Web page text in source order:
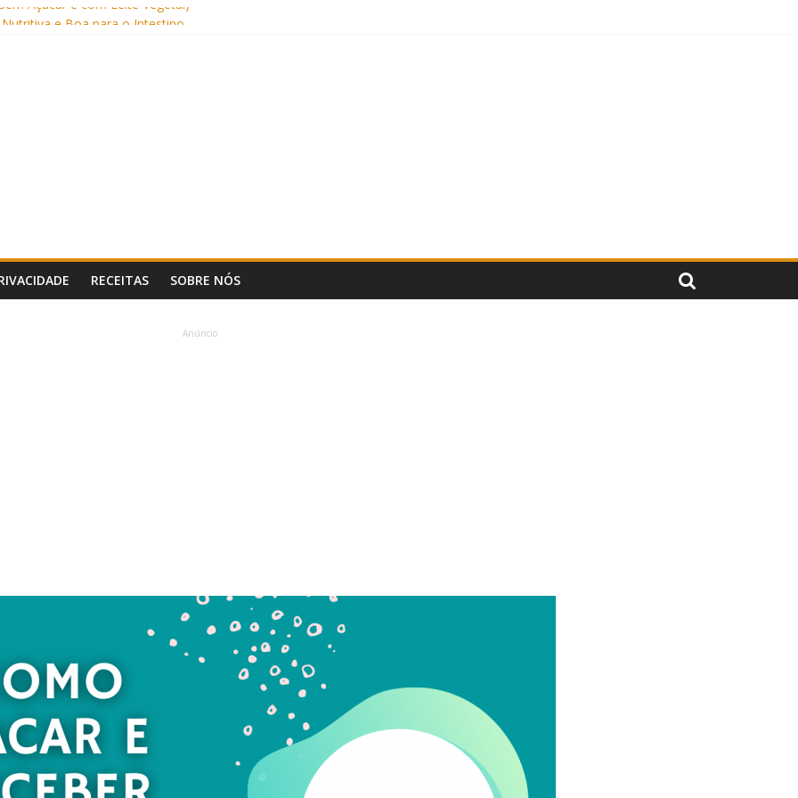
Açúcar e com Leite Vegetal)
Alulose)
(Sem Forno, Fácil e Fofinho)
Uma Receita Prática e Deliciosa
RECEITAS SOBRE NÓS
Anúncio